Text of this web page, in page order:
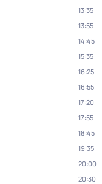
13:35
13:55
14:45
15:35
16:25
16:55
17:20
17:55
18:45
19:35
20:00
20:30